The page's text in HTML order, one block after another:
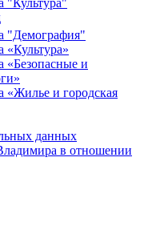
"Культура"
"Демография"
«Культура»
«Безопасные и
«Жилье и городская
данных
в отношении